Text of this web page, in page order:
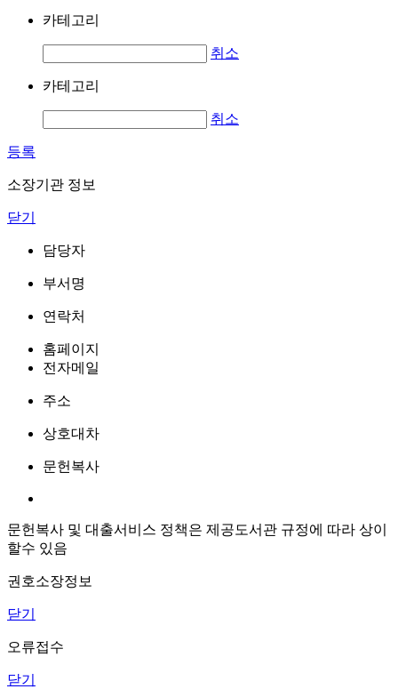
카테고리
취소
카테고리
취소
등록
소장기관 정보
닫기
담당자
부서명
연락처
홈페이지
전자메일
주소
상호대차
문헌복사
문헌복사 및 대출서비스 정책은 제공도서관 규정에 따라 상이
할수 있음
권호소장정보
닫기
오류접수
닫기